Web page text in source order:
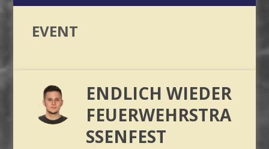
EVENT
ENDLICH WIEDER
FEUERWEHRSTRA
SSENFEST